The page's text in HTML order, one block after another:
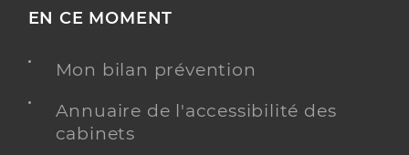
EN CE MOMENT
Mon bilan prévention
Annuaire de l'accessibilité des
cabinets